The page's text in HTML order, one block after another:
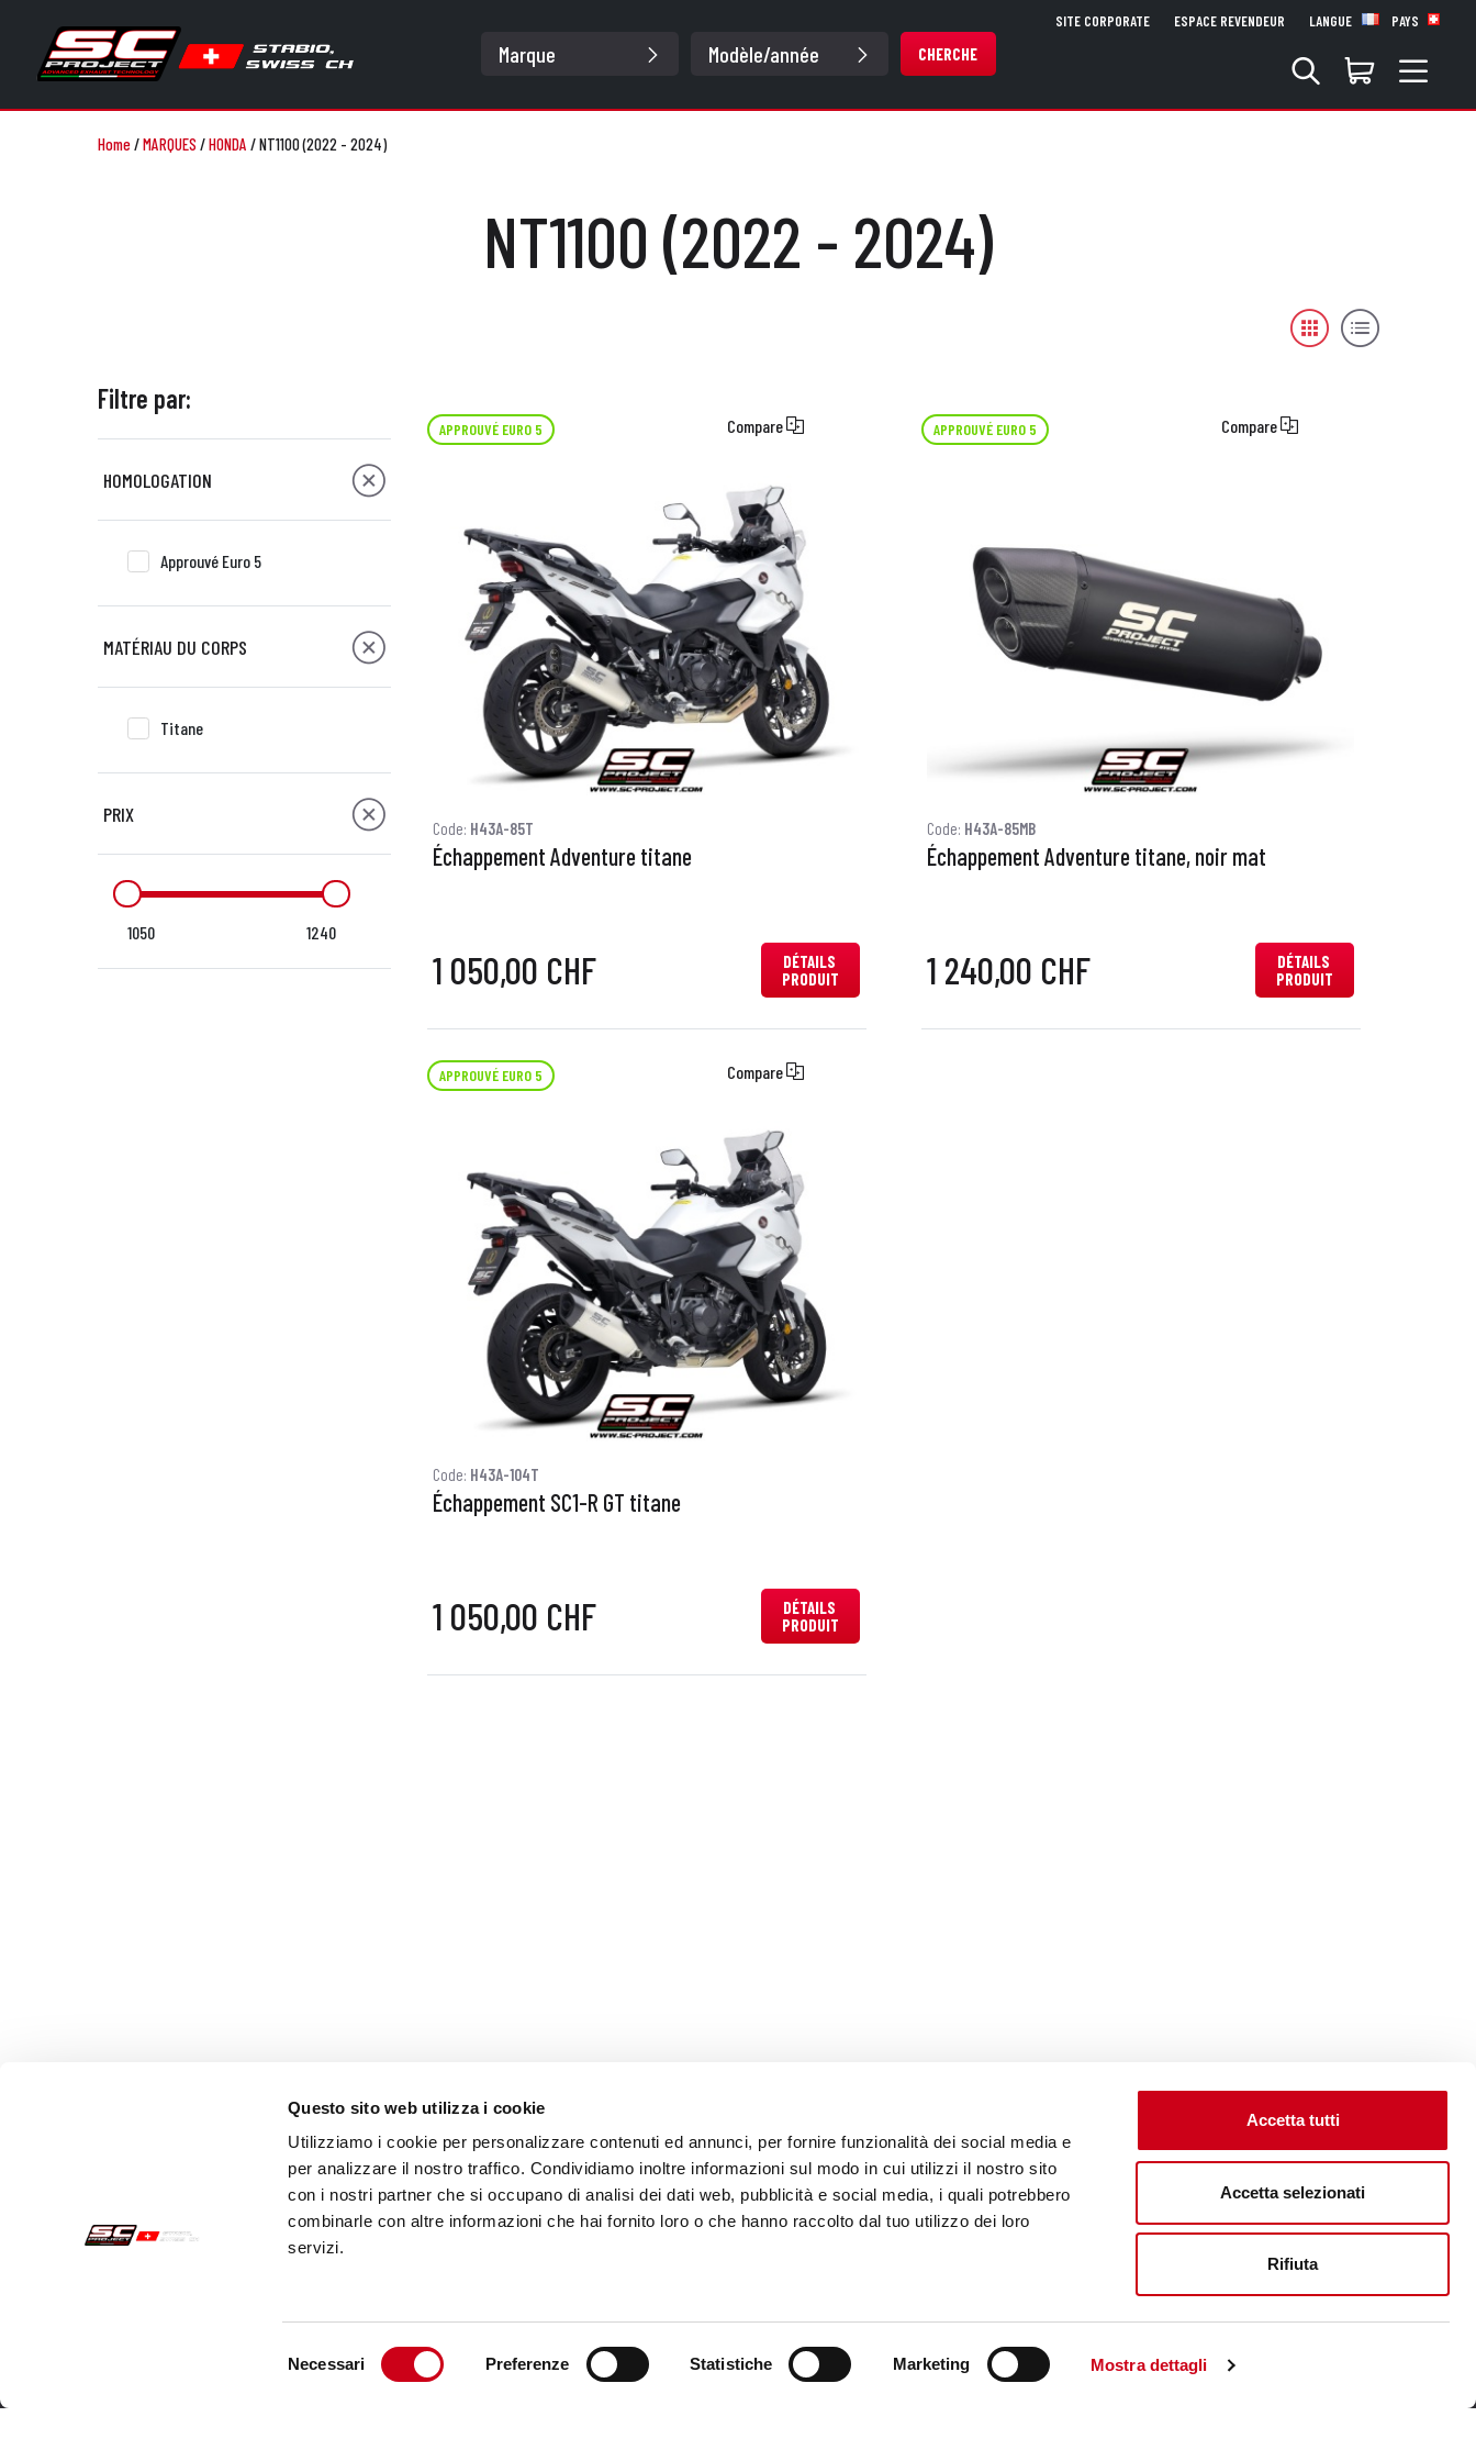
Questo sito web utilizza i cookie
Utilizziamo i cookie per personalizzare contenuti ed annunci, per fornire funzionalità dei social media e
per analizzare il nostro traffico. Condividiamo inoltre informazioni sul modo in cui utilizzi il nostro sito
con i nostri partner che si occupano di analisi dei dati web, pubblicità e social media, i quali potrebbero
combinarle con altre informazioni che hai fornito loro o che hanno raccolto dal tuo utilizzo dei loro
servizi.
Necessari Preferenze Statistiche Marketing Mostra dettagli
Accetta tutti
Accetta selezionati
Rifiuta
CHERCHE
SITE CORPORATE ESPACE REVENDEUR LANGUE PAYS
Home/MARQUES /HONDA /NT1100 (2022 - 2024)
NT1100 (2022 - 2024)
Filtre par:
HOMOLOGATION
Approuvé Euro 5
MATÉRIAU DU CORPS
Titane
PRIX
1050 1240
APPROUVÉ EURO 5 Compare
Code: H43A-85T
Échappement Adventure titane
1 050,00 CHF
DÉTAILS
PRODUIT
APPROUVÉ EURO 5 Compare
Code: H43A-85MB
Échappement Adventure titane, noir mat
1 240,00 CHF
DÉTAILS
PRODUIT
APPROUVÉ EURO 5 Compare
Code: H43A-104T
Échappement SC1-R GT titane
1 050,00 CHF
DÉTAILS
PRODUIT
Expédition
Service client
Visite le site corporate